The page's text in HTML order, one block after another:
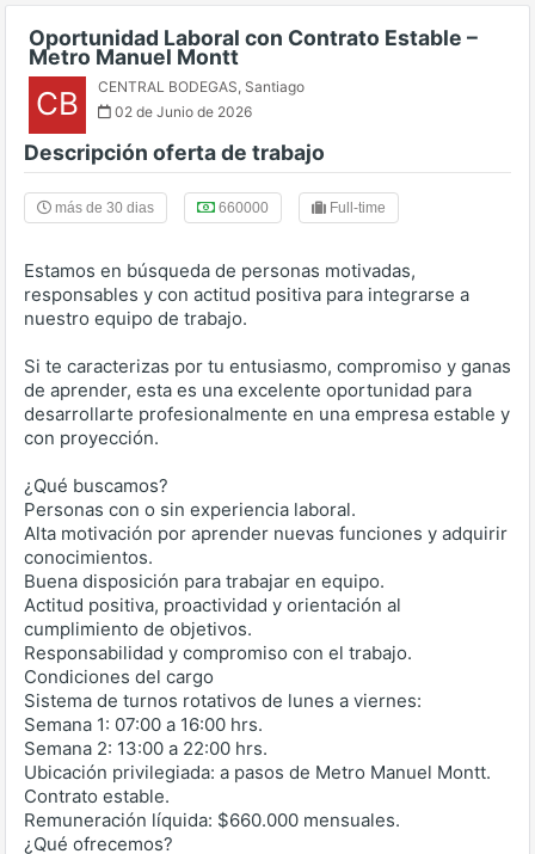
Oportunidad Laboral con Contrato Estable –
Metro Manuel Montt
CB CENTRAL BODEGAS, Santiago
02 de Junio de 2026
Descripción oferta de trabajo
más de 30 dias 660000 Full-time
Estamos en búsqueda de personas motivadas,
responsables y con actitud positiva para integrarse a
nuestro equipo de trabajo.
Si te caracterizas por tu entusiasmo, compromiso y ganas
de aprender, esta es una excelente oportunidad para
desarrollarte profesionalmente en una empresa estable y
con proyección.
¿Qué buscamos?
Personas con o sin experiencia laboral.
Alta motivación por aprender nuevas funciones y adquirir
conocimientos.
Buena disposición para trabajar en equipo.
Actitud positiva, proactividad y orientación al
cumplimiento de objetivos.
Responsabilidad y compromiso con el trabajo.
Condiciones del cargo
Sistema de turnos rotativos de lunes a viernes:
Semana 1: 07:00 a 16:00 hrs.
Semana 2: 13:00 a 22:00 hrs.
Ubicación privilegiada: a pasos de Metro Manuel Montt.
Contrato estable.
Remuneración líquida: $660.000 mensuales.
¿Qué ofrecemos?